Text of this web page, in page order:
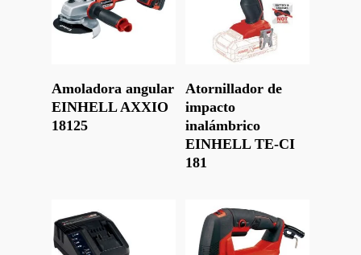
Amoladora angular
EINHELL AXXIO
18125
Leer Más
Atornillador de
impacto
inalámbrico
EINHELL TE-CI
181